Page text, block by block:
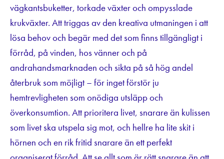
vägkantsbuketter, torkade växter och ompysslade
krukväxter. Att triggas av den kreativa utmaningen i att
lösa behov och begär med det som finns tillgängligt i
förråd, på vinden, hos vänner och på
andrahandsmarknaden och sikta på så hög andel
återbruk som möjligt – för inget förstör ju
hemtrevligheten som onödiga utsläpp och
överkonsumtion. Att prioritera livet, snarare än kulissen
som livet ska utspela sig mot, och hellre ha lite skit i
hörnen och en rik fritid snarare än ett perfekt